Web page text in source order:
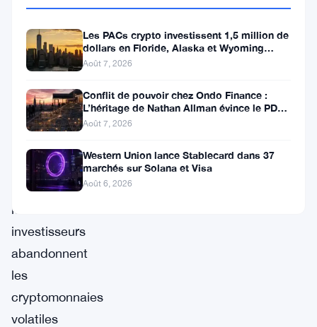
historique
313
dollars
alors
que
les
investisseurs
abandonnent
les
cryptomonnaies
volatiles
Les PACs crypto investissent 1,5 million de
dollars en Floride, Alaska et Wyoming
après un revers au Michigan
Août 7, 2026
Conflit de pouvoir chez Ondo Finance :
L’héritage de Nathan Allman évince le PDG
Ian De Bode le 24 juillet
Août 7, 2026
Western Union lance Stablecard dans 37
marchés sur Solana et Visa
Août 6, 2026